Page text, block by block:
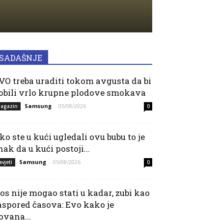
SADAŠNJE
treba uraditi tokom avgusta da bi
vrlo krupne plodove smokava
Samsung - 05/08/2026 0
ste u kući ugledali ovu bubu to je
da u kući postoji...
Samsung - 05/08/2026 0
nije mogao stati u kadar, zubi kao
časova: Evo kako je